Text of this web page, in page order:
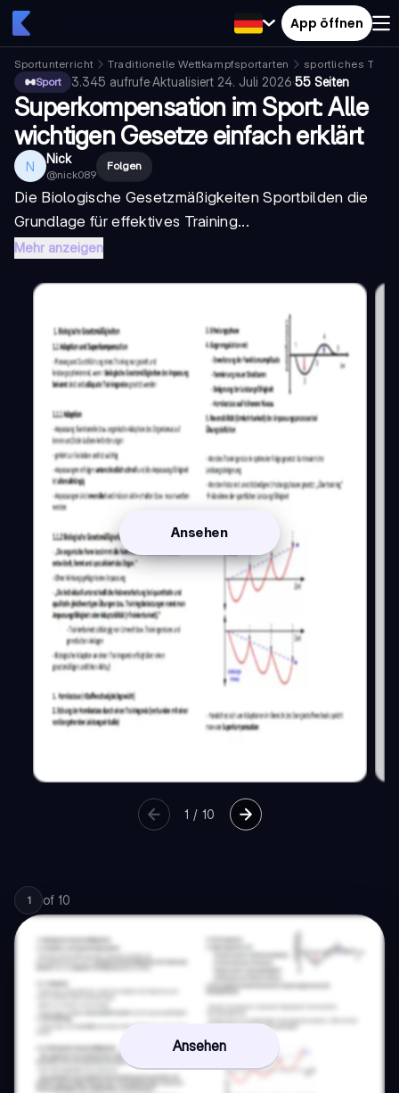
App öffnen
Sportunterricht Traditionelle Wettkampfsportarten
sportliches
Sport
3.345 aufrufe·Aktualisiert 24. Juli 2026·55 Seiten
Superkompensation im Sport: Alle
wichtigen Gesetze einfach erklärt
N Nick
@nick089
Folgen
Die Biologische Gesetzmäßigkeiten Sportbilden die
Grundlage für effektives Training...
Mehr anzeigen
Ansehen
1 / 10
1 of 10
Ansehen